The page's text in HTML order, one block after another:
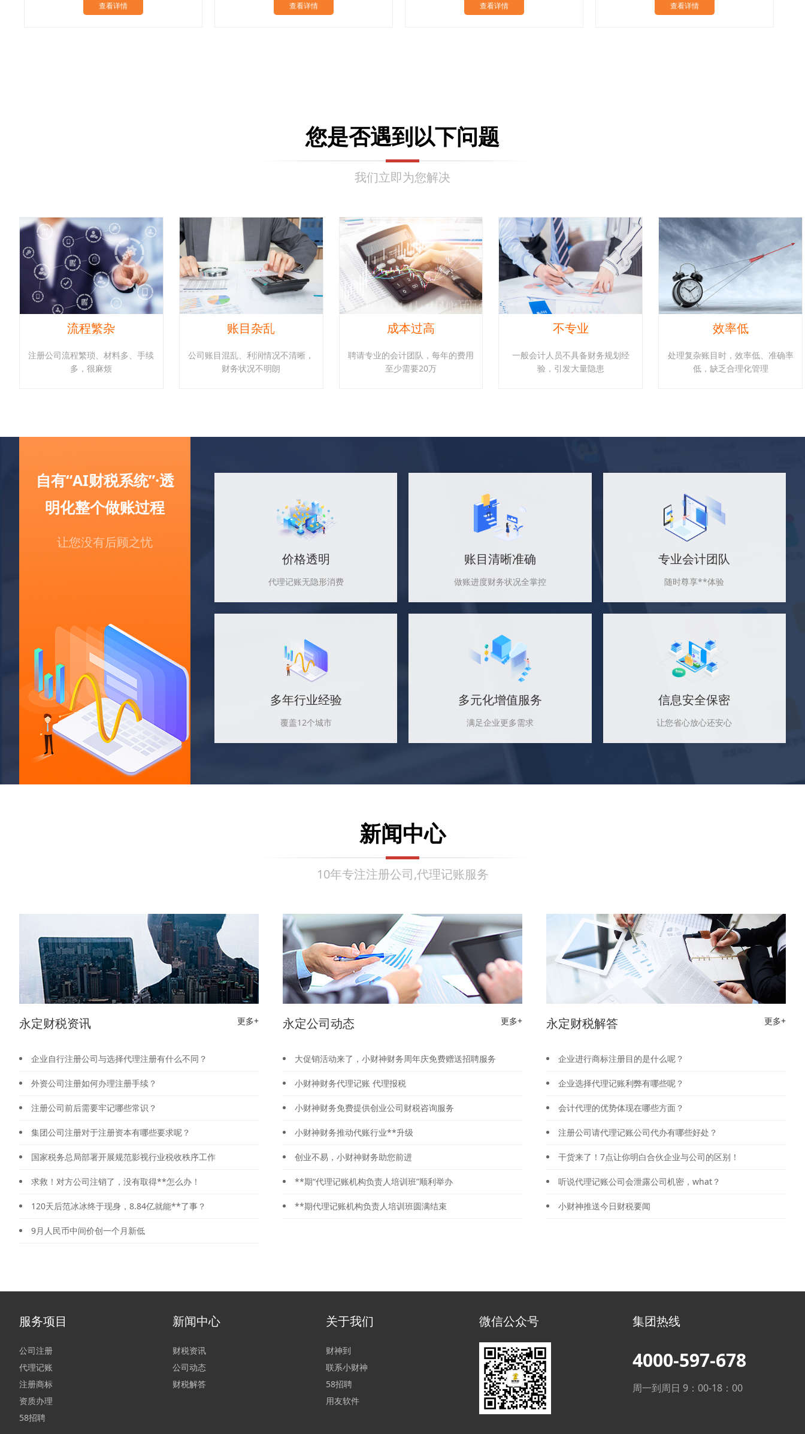
查看详情 查看详情 查看详情 查看详情
您是否遇到以下问题
我们立即为您解决
流程繁杂
注册公司流程繁琐、材料多、手续
多，很麻烦
账目杂乱
公司账目混乱、利润情况不清晰，
财务状况不明朗
成本过高
聘请专业的会计团队，每年的费用
至少需要20万
不专业
一般会计人员不具备财务规划经
验，引发大量隐患
效率低
处理复杂账目时，效率低、准确率
低，缺乏合理化管理
自有“AI财税系统”·透
明化整个做账过程
让您没有后顾之忧
价格透明
代理记账无隐形消费
账目清晰准确
做账进度财务状况全掌控
专业会计团队
随时尊享**体验
多年行业经验
覆盖12个城市
多元化增值服务
满足企业更多需求
信息安全保密
让您省心放心还安心
新闻中心
10年专注注册公司,代理记账服务
永定财税资讯 更多+
企业自行注册公司与选择代理注册有什么不同？
外资公司注册如何办理注册手续？
注册公司前后需要牢记哪些常识？
集团公司注册对于注册资本有哪些要求呢？
国家税务总局部署开展规范影视行业税收秩序工作
求救！对方公司注销了，没有取得**怎么办！
120天后范冰冰终于现身，8.84亿就能**了事？
9月人民币中间价创一个月新低
永定公司动态 更多+
大促销活动来了，小财神财务周年庆免费赠送招聘服务
小财神财务代理记账 代理报税
小财神财务免费提供创业公司财税咨询服务
小财神财务推动代账行业**升级
创业不易，小财神财务助您前进
**期“代理记账机构负责人培训班”顺利举办
**期代理记账机构负责人培训班圆满结束
永定财税解答 更多+
企业进行商标注册目的是什么呢？
企业选择代理记账利弊有哪些呢？
会计代理的优势体现在哪些方面？
注册公司请代理记账公司代办有哪些好处？
干货来了！7点让你明白合伙企业与公司的区别！
听说代理记账公司会泄露公司机密，what？
小财神推送今日财税要闻
服务项目
公司注册
代理记账
注册商标
资质办理
58招聘
新闻中心
财税资讯
公司动态
财税解答
关于我们
财神到
联系小财神
58招聘
用友软件
微信公众号 集团热线
4000-597-678
周一到周日 9：00-18：00